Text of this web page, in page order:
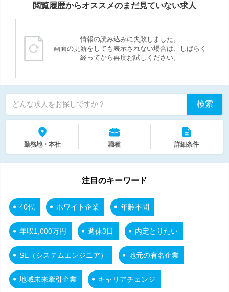
閲覧履歴からオススメのまだ見ていない求人
情報の読み込みに失敗しました。
画面の更新をしても表示されない場合は、しばらく
経ってから再度お試しください。
どんな求人をお探しですか？ 検索
勤務地・本社 職種 詳細条件
注目のキーワード
40代 ホワイト企業 年齢不問
年収1,000万円 週休3日 内定とりたい
SE（システムエンジニア） 地元の有名企業
地域未来牽引企業 キャリアチェンジ